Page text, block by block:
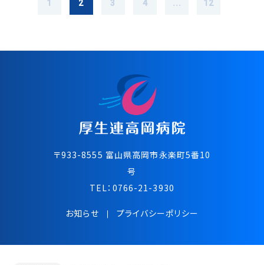
1 2 3 4 ... 12
〒933-8555 富⼭県⾼岡市永楽町5番10
号
TEL： 0766-21-3930
お知らせ プライバシーポリシー